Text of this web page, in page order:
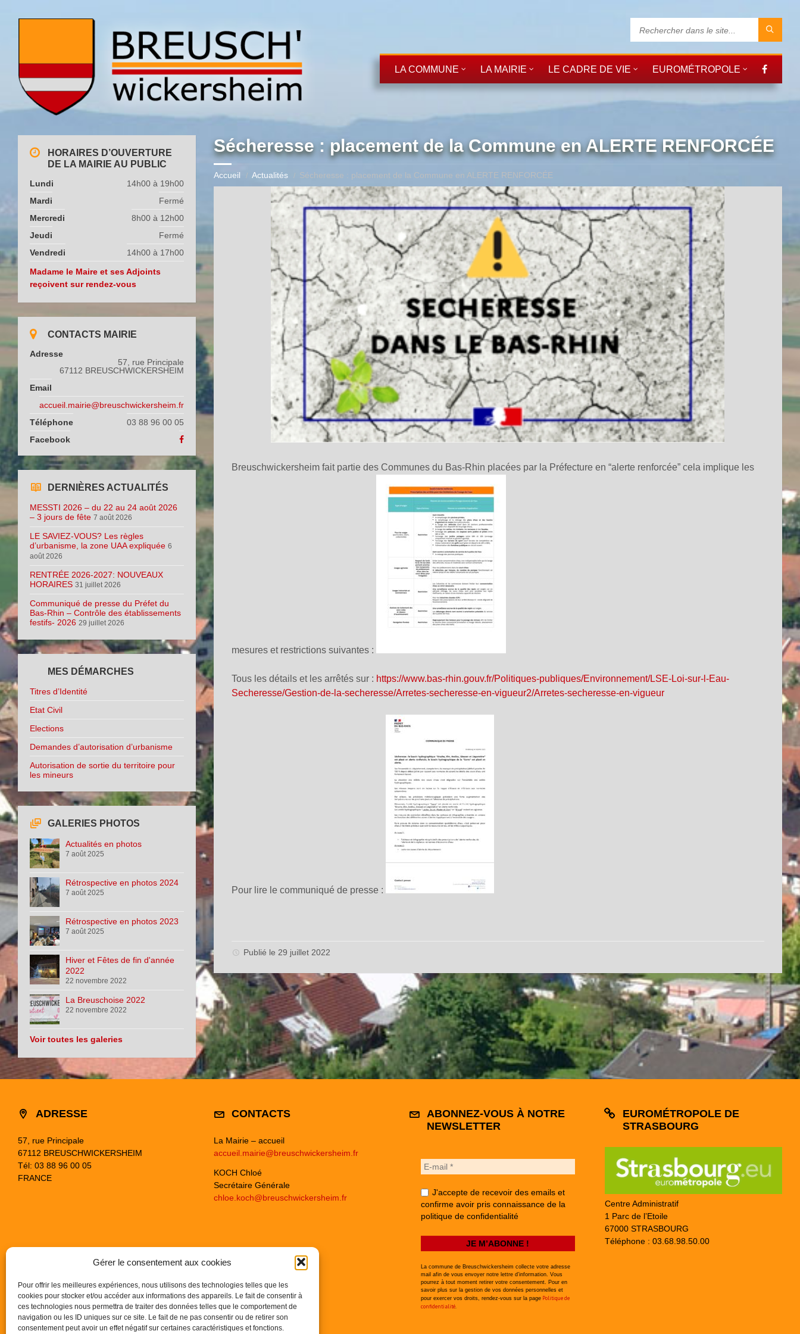
Gérer le consentement aux cookies
Pour offrir les meilleures expériences, nous utilisons des technologies telles que les
cookies pour stocker et/ou accéder aux informations des appareils. Le fait de consentir à
ces technologies nous permettra de traiter des données telles que le comportement de
navigation ou les ID uniques sur ce site. Le fait de ne pas consentir ou de retirer son
consentement peut avoir un effet négatif sur certaines caractéristiques et fonctions.
LA COMMUNE LA MAIRIE LE CADRE DE VIE EUROMÉTROPOLE
Sécheresse : placement de la Commune en ALERTE RENFORCÉE
Accueil Actualités Sécheresse : placement de la Commune en ALERTE RENFORCÉE
Breuschwickersheim fait partie des Communes du Bas-Rhin placées par la Préfecture en “alerte renforcée” cela implique les
mesures et restrictions suivantes :
Tous les détails et les arrêtés sur : https://www.bas-rhin.gouv.fr/Politiques-publiques/Environnement/LSE-Loi-sur-l-Eau-
Secheresse/Gestion-de-la-secheresse/Arretes-secheresse-en-vigueur2/Arretes-secheresse-en-vigueur
Pour lire le communiqué de presse :
Publié le 29 juillet 2022
HORAIRES D’OUVERTURE
DE LA MAIRIE AU PUBLIC
Lundi
14h00 à 19h00
Mardi
Fermé
Mercredi
8h00 à 12h00
Jeudi
Fermé
Vendredi
14h00 à 17h00
Madame le Maire et ses Adjoints
reçoivent sur rendez-vous
CONTACTS MAIRIE
Adresse
57, rue Principale
67112 BREUSCHWICKERSHEIM
Email
accueil.mairie@breuschwickersheim.fr
Téléphone
03 88 96 00 05
Facebook
DERNIÈRES ACTUALITÉS
MESSTI 2026 – du 22 au 24 août 2026
– 3 jours de fête 7 août 2026
LE SAVIEZ-VOUS? Les règles
d’urbanisme, la zone UAA expliquée 6
août 2026
RENTRÉE 2026-2027: NOUVEAUX
HORAIRES 31 juillet 2026
Communiqué de presse du Préfet du
Bas-Rhin – Contrôle des établissements
festifs- 2026 29 juillet 2026
MES DÉMARCHES
Titres d’Identité
Etat Civil
Elections
Demandes d’autorisation d’urbanisme
Autorisation de sortie du territoire pour
les mineurs
GALERIES PHOTOS
Actualités en photos
7 août 2025
Rétrospective en photos 2024
7 août 2025
Rétrospective en photos 2023
7 août 2025
Hiver et Fêtes de fin d'année
2022
22 novembre 2022
La Breuschoise 2022
22 novembre 2022
Voir toutes les galeries
ADRESSE
57, rue Principale
67112 BREUSCHWICKERSHEIM
Tél: 03 88 96 00 05
FRANCE
CONTACTS
La Mairie – accueil
accueil.mairie@breuschwickersheim.fr
KOCH Chloé
Secrétaire Générale
chloe.koch@breuschwickersheim.fr
ABONNEZ-VOUS À NOTRE
NEWSLETTER
J'accepte de recevoir des emails et
confirme avoir pris connaissance de la
politique de confidentialité
La commune de Breuschwickersheim collecte votre adresse
mail afin de vous envoyer notre lettre d’information. Vous
pourrez à tout moment retirer votre consentement. Pour en
savoir plus sur la gestion de vos données personnelles et
pour exercer vos droits, rendez-vous sur la page Politique de
confidentialité
EUROMÉTROPOLE DE
STRASBOURG
Centre Administratif
1 Parc de l’Etoile
67000 STRASBOURG
Téléphone : 03.68.98.50.00